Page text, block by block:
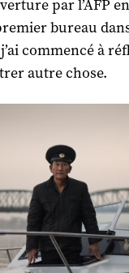
par l’AFP
bureau
commencé à
autre chose.